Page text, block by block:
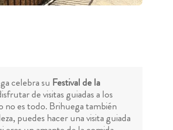
celebra su Festival de la
de visitas guiadas a los
no es todo. Brihuega también
puedes hacer una visita guiada